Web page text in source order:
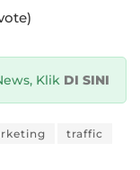
Klik DI SINI
traffic